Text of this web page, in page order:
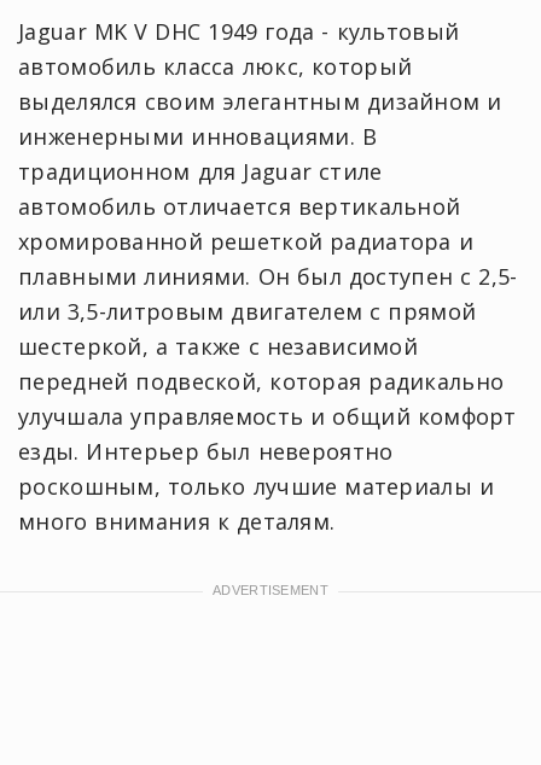
Jaguar MK V DHC 1949 года - культовый
автомобиль класса люкс, который
выделялся своим элегантным дизайном и
инженерными инновациями. В
традиционном для Jaguar стиле
автомобиль отличается вертикальной
хромированной решеткой радиатора и
плавными линиями. Он был доступен с 2,5-
или 3,5-литровым двигателем с прямой
шестеркой, а также с независимой
передней подвеской, которая радикально
улучшала управляемость и общий комфорт
езды. Интерьер был невероятно
роскошным, только лучшие материалы и
много внимания к деталям.